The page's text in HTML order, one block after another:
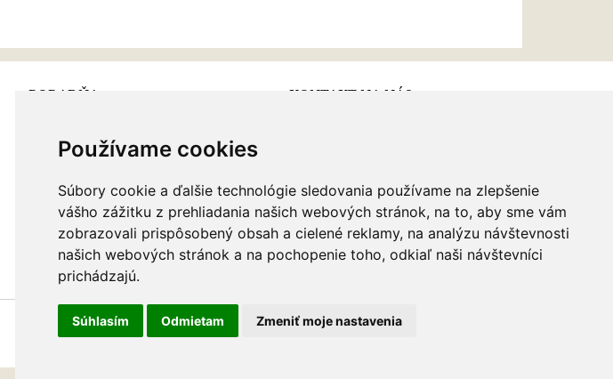
Používame cookies
Súbory cookie a ďalšie technológie sledovania používame na zlepšenie
vášho zážitku z prehliadania našich webových stránok, na to, aby sme vám
zobrazovali prispôsobený obsah a cielené reklamy, na analýzu návštevnosti
našich webových stránok a na pochopenie toho, odkiaľ naši návštevníci
prichádzajú.
Súhlasím Odmietam Zmeniť moje nastavenia
PORADŇA
Ako nakupovať
Doprava a poštovné
KONTAKT NA NÁS
+421556224323